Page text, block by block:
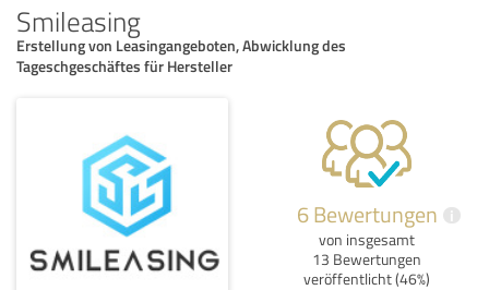
Smileasing
Erstellung von Leasingangeboten, Abwicklung des
Tageschgeschäftes für Hersteller
6 Bewertungen i
von insgesamt
13 Bewertungen
veröffentlicht (46%)